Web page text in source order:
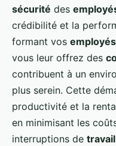
sécurité des
crédibilité et la
formant vos employés
vous leur offrez des
contribuent à un
plus serein. Cette
productivité et la
en minimisant les
interruptions de travail